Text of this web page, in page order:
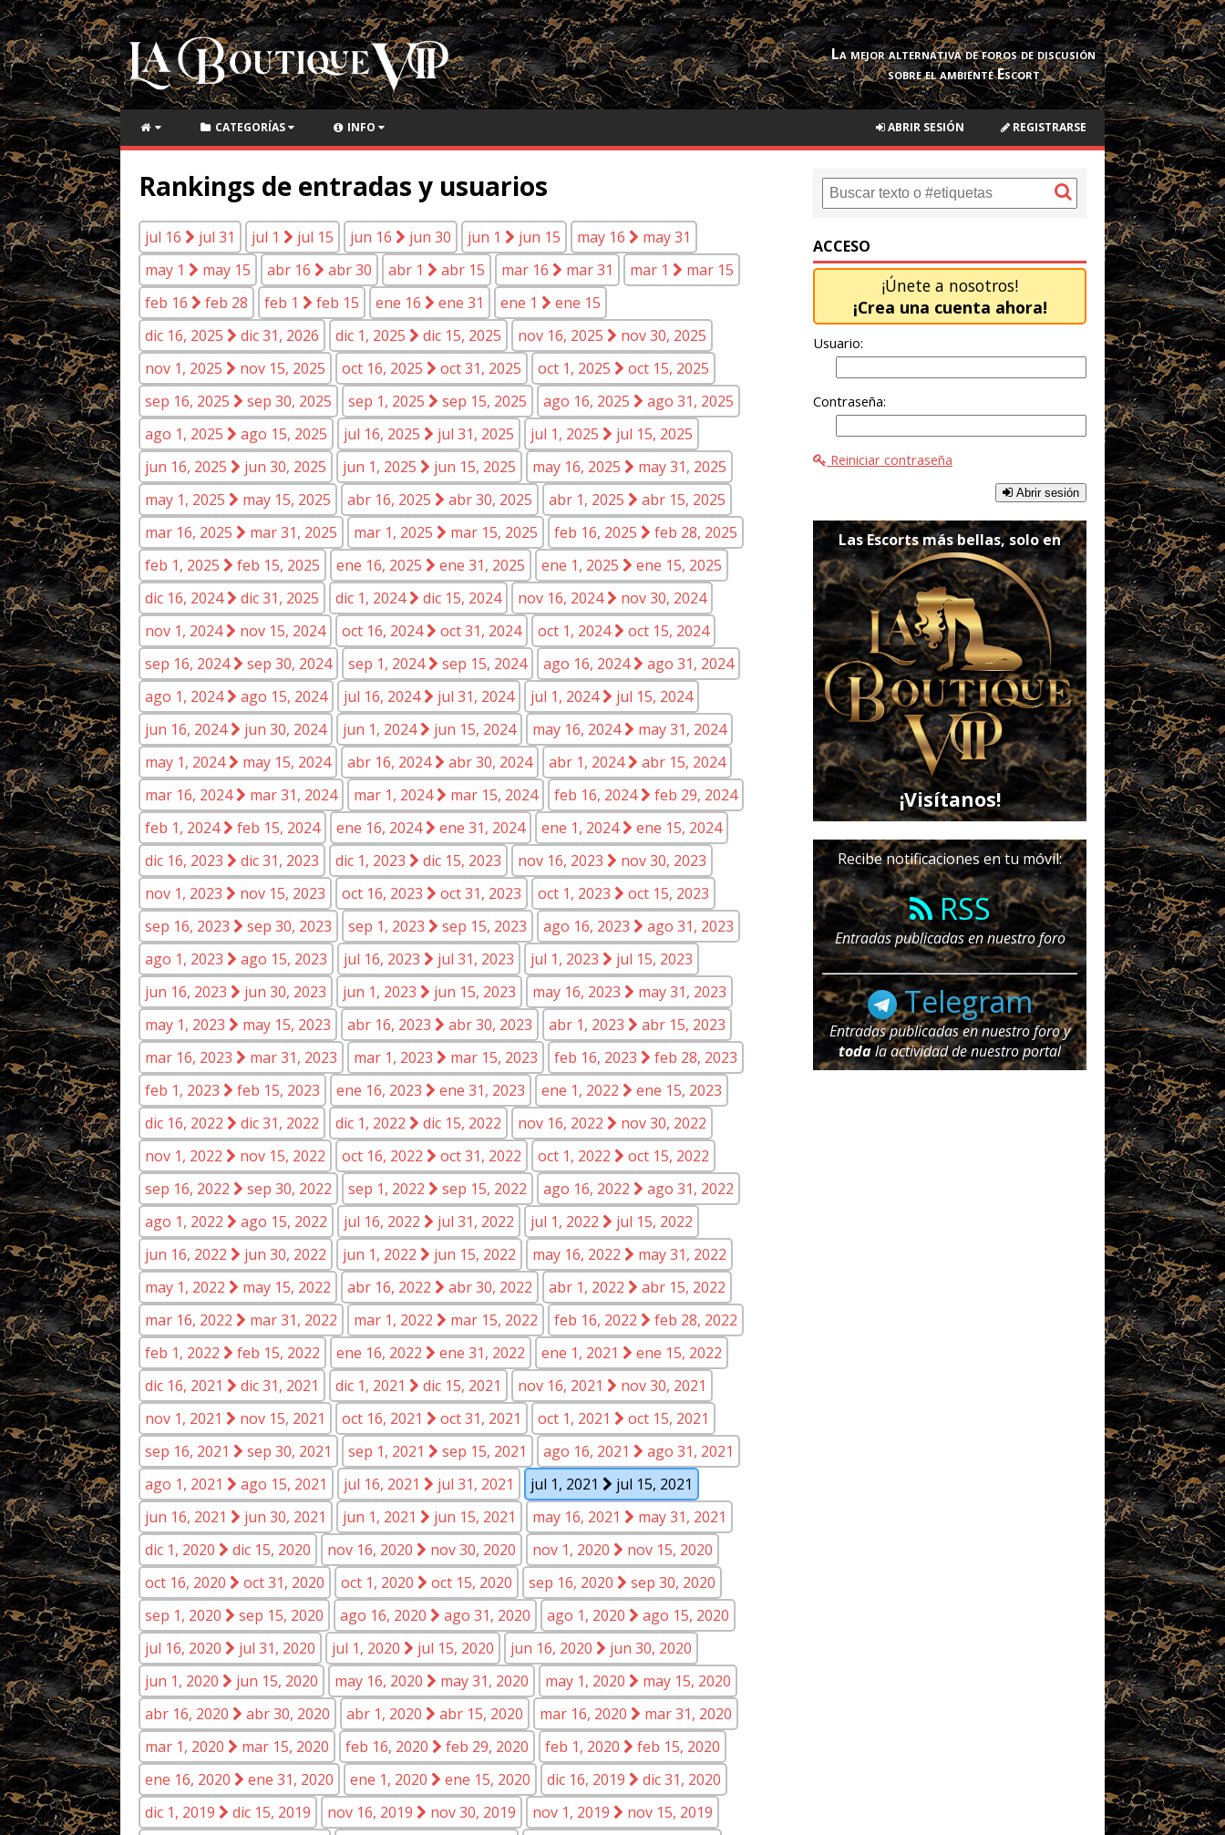
La mejor alternativa de foros de discusión
sobre el ambiente Escort
CATEGORÍAS INFO REGISTRARSE
ABRIR SESIÓN
Rankings de entradas y usuarios
jul 16 jul 31 jul 1 jul 15 jun 16 jun 30 jun 1 jun 15 may 16
may 31
may 1
may 15 abr 16 abr 30 abr 1 abr 15 mar 16 mar 31 mar 1
mar 15
feb 16
feb 28 feb 1 feb 15 ene 16 ene 31 ene 1
ene 15
dic 16, 2025
dic 31, 2026 dic 1, 2025 dic 15, 2025 nov 16, 2025
nov 30, 2025
nov 1, 2025
nov 15, 2025 oct 16, 2025 oct 31, 2025 oct 1, 2025
oct 15, 2025
sep 16, 2025
sep 30, 2025 sep 1, 2025 sep 15, 2025 ago 16, 2025
ago 31, 2025
ago 1, 2025
ago 15, 2025 jul 16, 2025 jul 31, 2025 jul 1, 2025
jul 15, 2025
jun 16, 2025
jun 30, 2025 jun 1, 2025 jun 15, 2025 may 16, 2025
may 31, 2025
may 1, 2025
may 15, 2025 abr 16, 2025 abr 30, 2025 abr 1, 2025
abr 15, 2025
mar 16, 2025
mar 31, 2025 mar 1, 2025 mar 15, 2025 feb 16, 2025
feb 28, 2025
feb 1, 2025
feb 15, 2025 ene 16, 2025 ene 31, 2025 ene 1, 2025
ene 15, 2025
dic 16, 2024
dic 31, 2025 dic 1, 2024 dic 15, 2024 nov 16, 2024
nov 30, 2024
nov 1, 2024
nov 15, 2024 oct 16, 2024 oct 31, 2024 oct 1, 2024
oct 15, 2024
sep 16, 2024
sep 30, 2024 sep 1, 2024 sep 15, 2024 ago 16, 2024
ago 31, 2024
ago 1, 2024
ago 15, 2024 jul 16, 2024 jul 31, 2024 jul 1, 2024
jul 15, 2024
jun 16, 2024
jun 30, 2024 jun 1, 2024 jun 15, 2024 may 16, 2024
may 31, 2024
may 1, 2024
may 15, 2024 abr 16, 2024 abr 30, 2024 abr 1, 2024
abr 15, 2024
mar 16, 2024
mar 31, 2024 mar 1, 2024 mar 15, 2024 feb 16, 2024
feb 29, 2024
feb 1, 2024
feb 15, 2024 ene 16, 2024 ene 31, 2024 ene 1, 2024
ene 15, 2024
dic 16, 2023
dic 31, 2023 dic 1, 2023 dic 15, 2023 nov 16, 2023
nov 30, 2023
nov 1, 2023
nov 15, 2023 oct 16, 2023 oct 31, 2023 oct 1, 2023
oct 15, 2023
sep 16, 2023
sep 30, 2023 sep 1, 2023 sep 15, 2023 ago 16, 2023
ago 31, 2023
ago 1, 2023
ago 15, 2023 jul 16, 2023 jul 31, 2023 jul 1, 2023
jul 15, 2023
jun 16, 2023
jun 30, 2023 jun 1, 2023 jun 15, 2023 may 16, 2023
may 31, 2023
may 1, 2023
may 15, 2023 abr 16, 2023 abr 30, 2023 abr 1, 2023
abr 15, 2023
mar 16, 2023
mar 31, 2023 mar 1, 2023 mar 15, 2023 feb 16, 2023
feb 28, 2023
feb 1, 2023
feb 15, 2023 ene 16, 2023 ene 31, 2023 ene 1, 2022
ene 15, 2023
dic 16, 2022
dic 31, 2022 dic 1, 2022 dic 15, 2022 nov 16, 2022
nov 30, 2022
nov 1, 2022
nov 15, 2022 oct 16, 2022 oct 31, 2022 oct 1, 2022
oct 15, 2022
sep 16, 2022
sep 30, 2022 sep 1, 2022 sep 15, 2022 ago 16, 2022
ago 31, 2022
ago 1, 2022
ago 15, 2022 jul 16, 2022 jul 31, 2022 jul 1, 2022
jul 15, 2022
jun 16, 2022
jun 30, 2022 jun 1, 2022 jun 15, 2022 may 16, 2022
may 31, 2022
may 1, 2022
may 15, 2022 abr 16, 2022 abr 30, 2022 abr 1, 2022
abr 15, 2022
mar 16, 2022
mar 31, 2022 mar 1, 2022 mar 15, 2022 feb 16, 2022
feb 28, 2022
feb 1, 2022
feb 15, 2022 ene 16, 2022 ene 31, 2022 ene 1, 2021
ene 15, 2022
dic 16, 2021
dic 31, 2021 dic 1, 2021 dic 15, 2021 nov 16, 2021
nov 30, 2021
nov 1, 2021
nov 15, 2021 oct 16, 2021 oct 31, 2021 oct 1, 2021
oct 15, 2021
sep 16, 2021
sep 30, 2021 sep 1, 2021 sep 15, 2021 ago 16, 2021
ago 31, 2021
ago 1, 2021
ago 15, 2021 jul 16, 2021 jul 31, 2021 jul 1, 2021
jul 15, 2021
jun 16, 2021
jun 30, 2021 jun 1, 2021 jun 15, 2021 may 16, 2021
may 31, 2021
dic 1, 2020
dic 15, 2020 nov 16, 2020 nov 30, 2020 nov 1, 2020
nov 15, 2020
oct 16, 2020
oct 31, 2020 oct 1, 2020 oct 15, 2020 sep 16, 2020
sep 30, 2020
sep 1, 2020
sep 15, 2020 ago 16, 2020 ago 31, 2020 ago 1, 2020
ago 15, 2020
jul 16, 2020
jul 31, 2020 jul 1, 2020 jul 15, 2020 jun 16, 2020
jun 30, 2020
jun 1, 2020
jun 15, 2020 may 16, 2020 may 31, 2020 may 1, 2020
may 15, 2020
abr 16, 2020
abr 30, 2020 abr 1, 2020 abr 15, 2020 mar 16, 2020
mar 31, 2020
mar 1, 2020
mar 15, 2020 feb 16, 2020 feb 29, 2020 feb 1, 2020
feb 15, 2020
ene 16, 2020
ene 31, 2020 ene 1, 2020 ene 15, 2020 dic 16, 2019
dic 31, 2020
dic 1, 2019
dic 15, 2019 nov 16, 2019 nov 30, 2019 nov 1, 2019
nov 15, 2019
ACCESO
¡Únete a nosotros!
¡Crea una cuenta ahora!
Usuario:
Contraseña:
Reiniciar contraseña
Abrir sesión
Las Escorts más bellas, solo en
¡Visítanos!
Recibe notificaciones en tu móvil:
RSS
Entradas publicadas en nuestro foro
Telegram
Entradas publicadas en nuestro foro y
todala actividad de nuestro portal